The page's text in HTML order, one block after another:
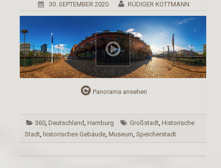
30. SEPTEMBER 2020 RÜDIGER KOTTMANN
Panorama ansehen
360,Deutschland,Hamburg Großstadt, Historische
Stadt, historisches Gebäude, Museum, Speicherstadt